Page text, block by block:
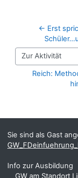
← Erst
Zur Aktivität
Reich:
Sie sind als Gast
Info zur Ausbildung
GW am Standort